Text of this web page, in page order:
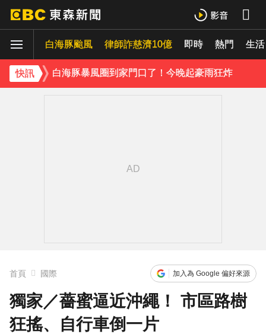
白海豚颱風 律師詐慈濟10億 即時 熱門 生活
快訊 白海豚暴風圈到家門口了！今晚起豪雨狂炸
首頁 國際 加入為 Google 偏好來源
獨家／薔蜜逼近沖繩！ 市區路樹
狂搖、自行車倒一片